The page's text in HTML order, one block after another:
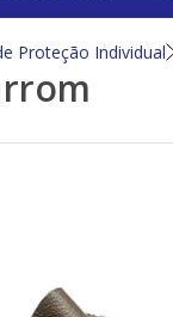
Proteção Individual